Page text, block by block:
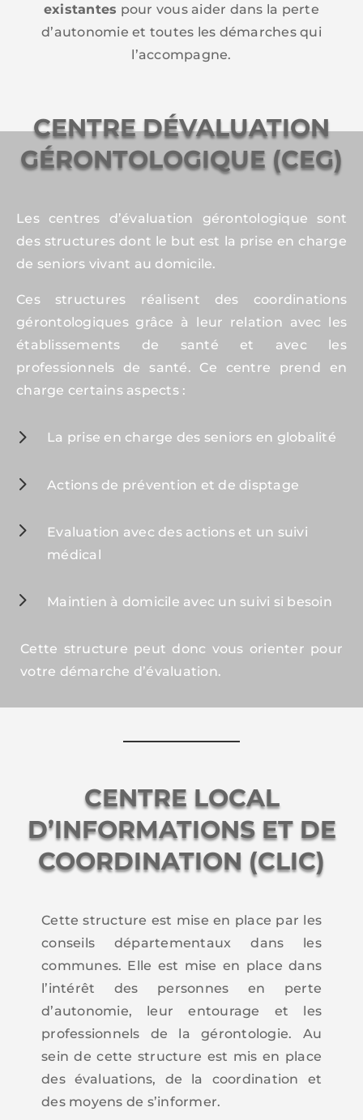
existantes pour vous aider dans la perte
d’autonomie et toutes les démarches qui
l’accompagne.
CENTRE DÉVALUATION
GÉRONTOLOGIQUE (CEG)
Les centres d’évaluation gérontologique sont
des structures dont le but est la prise en charge
de seniors vivant au domicile.
Ces structures réalisent des coordinations
gérontologiques grâce à leur relation avec les
établissements de santé et avec les
professionnels de santé. Ce centre prend en
charge certains aspects :
5 La prise en charge des seniors en globalité
5 Actions de prévention et de disptage
5
Evaluation avec des actions et un suivi
médical
5 Maintien à domicile avec un suivi si besoin
Cette structure peut donc vous orienter pour
votre démarche d’évaluation.
CENTRE LOCAL
D’INFORMATIONS ET DE
COORDINATION (CLIC)
Cette structure est mise en place par les
conseils départementaux dans les
communes. Elle est mise en place dans
l’intérêt des personnes en perte
d’autonomie, leur entourage et les
professionnels de la gérontologie. Au
sein de cette structure est mis en place
des évaluations, de la coordination et
des moyens de s’informer.